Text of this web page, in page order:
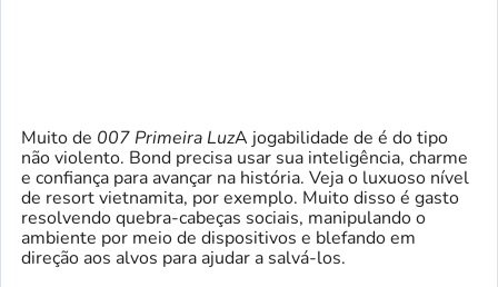
Muito de 007 Primeira LuzA jogabilidade de é do tipo
não violento. Bond precisa usar sua inteligência, charme
e confiança para avançar na história. Veja o luxuoso nível
de resort vietnamita, por exemplo. Muito disso é gasto
resolvendo quebra-cabeças sociais, manipulando o
ambiente por meio de dispositivos e blefando em
direção aos alvos para ajudar a salvá-los.